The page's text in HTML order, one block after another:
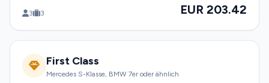
3 3 EUR 203.42
First Class
Mercedes S-Klasse, BMW 7er oder ähnlich